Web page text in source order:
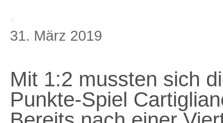
31. März 2019
Mit 1:2 mussten sich
Punkte-Spiel